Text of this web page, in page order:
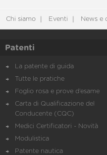
Chi siamo Eventi News e
Patenti
La patente di guida
Tutte le pratiche
Foglio rosa e prove d’esame
Carta di Qualificazione del
Conducente (CQC)
Medici Certificatori - Novità
Modulistica
Patente nautica